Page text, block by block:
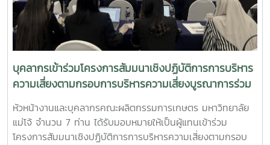
ศาสตราจารย์ ดร.น้ำผึ้ง อินทะเนตร เป็นวิทยากร ให้ข้อเสนอแนะ
และร่วมวิพากษ์รายงานการประเมินตนเองอย่างเข้มข้น โดย
ถ่ายทอดแนวคิด แนวทาง และประสบการณ์ในการพัฒนารายงาน
ให้มีความครบถ้วน เชื่อมโยงกระบวนการดำเนินงานกับผลลัพธ์
ตามเกณฑ์ EdPEx อย่างเป็นระบบ โอกาสนี้ รองศาสตราจารย์
ดร.พุฒิสรรค์ เครือคำ คณบดีคณะผลิตกรรมการเกษตร พร้อม
ด้วยคณะผู้บริหาร และบุคลากรผู้รับผิดชอบในแต่ละหมวดเกณฑ์
ได้ร่วมแลกเปลี่ยนความคิดเห็น รับฟังข้อเสนอแนะ และปรับปรุง
เนื้อหารายงาน เพื่อสะท้อนศักยภาพและผลการดำเนินงานของ
คณะได้อย่างมีประสิทธิภาพ พร้อมนำข้อเสนอแนะไปพัฒนาการ
บุคลากรเข้าร่วมโครงการสัมมนาเชิงปฏิบัติการการบริหาร
ความเสี่ยงตามกรอบการบริหารความเสี่ยงบูรณาการร่วม
กับกลยุทธ์และผลการปฏิบัติงานขององค์กรมหาวิทยาลัย
แม่โจ้ ประจำปีงบประมาณ 2569
หัวหน้างานและบุคลากรคณะผลิตกรรมการเกษตร มหาวิทยาลัย
แม่โจ้ จำนวน 7 ท่าน ได้รับมอบหมายให้เป็นผู้แทนเข้าร่วม
โครงการสัมมนาเชิงปฏิบัติการการบริหารความเสี่ยงตามกรอบ